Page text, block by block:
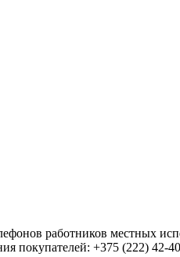
работников местных
покупателей: +375 (222) 42-